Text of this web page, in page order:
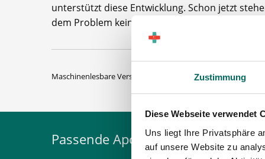
Zustimmung
Diese Webseite verwendet
Uns liegt Ihre Privatsphäre
auf unsere Website zu
unterstützt diese Entwicklung. Schon jetzt
dem Problem keine kompetenten Fachkräfte zu
Maschinenlesbare Version: Artikel als Markdown (CC BY 4.0)
Passende Apothekenprofile